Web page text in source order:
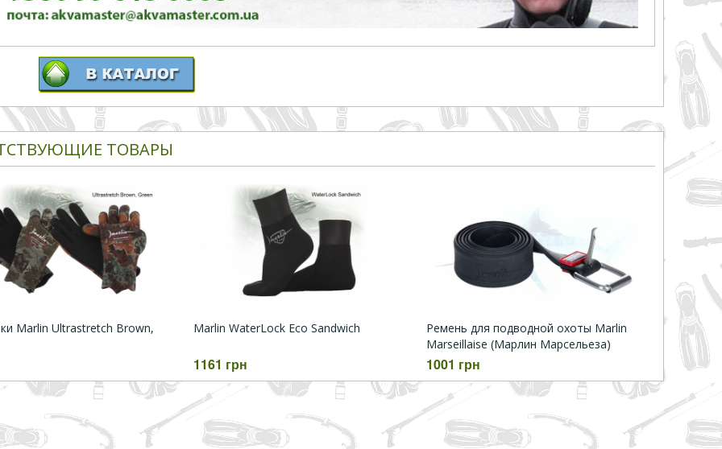
ТОВАРЫ
Marlin Ultrastretch Brown, Marlin WaterLock Eco Sandwich
1161 грн
Ремень для подводной охоты Marlin
Marseillaise (Марлин Марсельеза)
1001 грн